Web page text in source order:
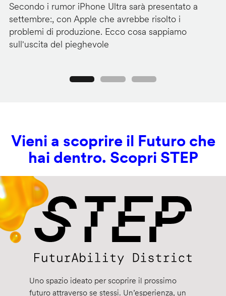
Secondo i rumor iPhone Ultra sarà presentato a
settembre:, con Apple che avrebbe risolto i
problemi di produzione. Ecco cosa sappiamo
sull'uscita del pieghevole
Vieni a scoprire il Futuro che
hai dentro. Scopri STEP
Uno spazio ideato per scoprire il prossimo
futuro attraverso se stessi. Un’esperienza, un